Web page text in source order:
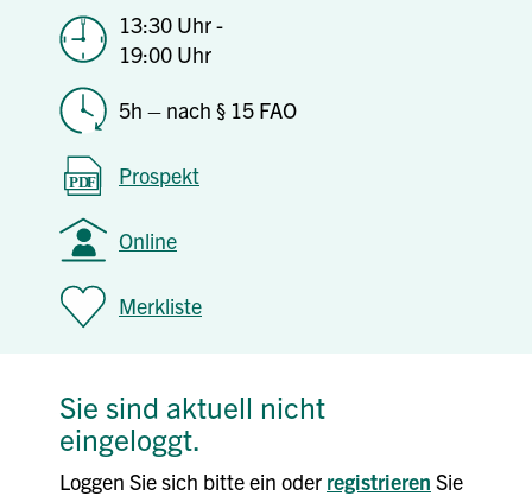
13:30 Uhr -
19:00 Uhr
5h – nach § 15 FAO
Prospekt
Online
Merkliste
Sie sind aktuell nicht
eingeloggt.
Loggen Sie sich bitte ein oder registrieren Sie